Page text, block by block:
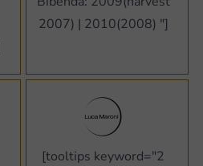
2007) | 2010(2008) "]
[tooltips keyword="2